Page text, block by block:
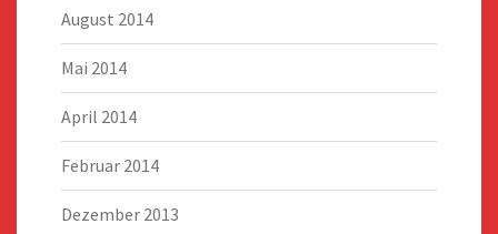
August 2014
Mai 2014
April 2014
Februar 2014
Dezember 2013